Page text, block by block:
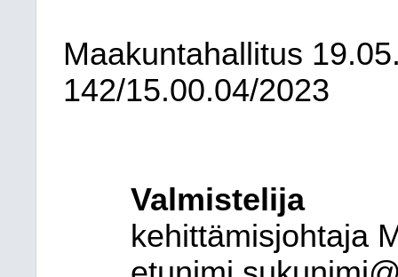
Maakuntahallitus
142/15.00.04/2023
Valmistelija
kehittämisjohtaja